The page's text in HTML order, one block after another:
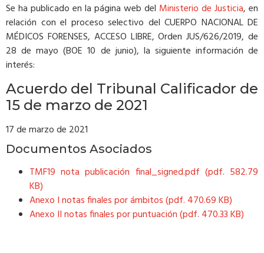
Se ha publicado en la página web del Ministerio de Justicia, en
relación con el proceso selectivo del CUERPO NACIONAL DE
MÉDICOS FORENSES, ACCESO LIBRE, Orden JUS/626/2019, de
28 de mayo (BOE 10 de junio), la siguiente información de
interés:
Acuerdo del Tribunal Calificador de
15 de marzo de 2021
17 de marzo de 2021
Documentos Asociados
TMF19 nota publicación final_signed.pdf (pdf. 582.79
KB)
Anexo I notas finales por ámbitos (pdf. 470.69 KB)
Anexo II notas finales por puntuación (pdf. 470.33 KB)